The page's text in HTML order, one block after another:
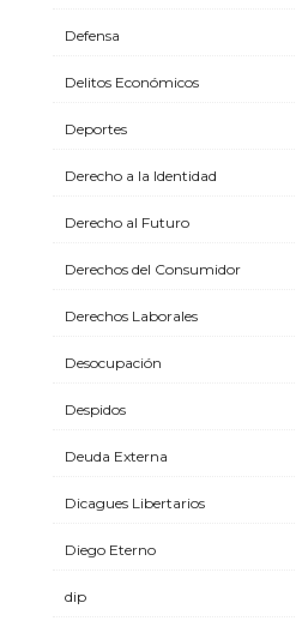
Defensa
Delitos Económicos
Deportes
Derecho a la Identidad
Derecho al Futuro
Derechos del Consumidor
Derechos Laborales
Desocupación
Despidos
Deuda Externa
Dicagues Libertarios
Diego Eterno
dip